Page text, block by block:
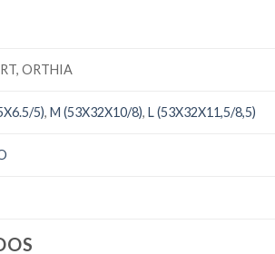
ORTHIA
5),M (53X32X10/8),L (53X32X11,5/8,5)